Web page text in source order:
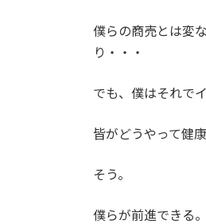
僕らの商売とは変
り・・・
でも、僕はそれで
皆がどうやって健
そう。
僕らが前進できる。